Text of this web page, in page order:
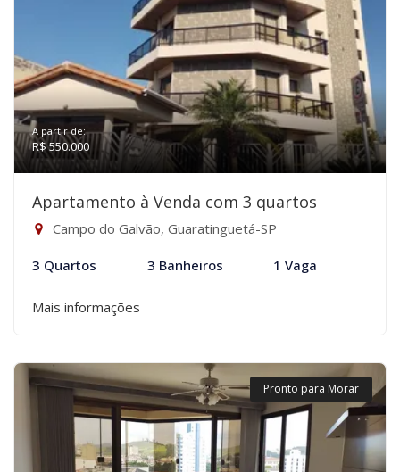
A partir de:
R$ 550.000
Apartamento à Venda com 3 quartos
Campo do Galvão, Guaratinguetá-SP
3 Quartos 3 Banheiros 1 Vaga
Mais informações
Pronto para Morar